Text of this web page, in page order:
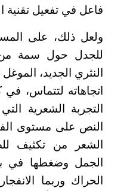
فاعل في تفعيل تقنية
ولعل ذلك، على
للجدل حول سمة
النثري الجديد،
اتجاهاته لتتماس،
التجربة الشعرية
النص على مستوى
الشعر من تكثيف
الجمل وضغطها في
الحراك وربما